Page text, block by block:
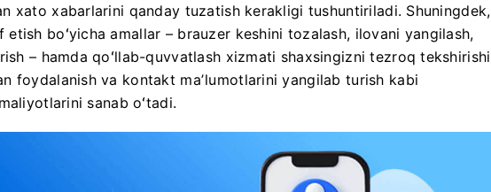
xato xabarlarini qanday tuzatish kerakligi tushuntiriladi. Shuningdek,
boʻyicha amallar – brauzer keshini tozalash, ilovani yangilash,
– hamda qoʻllab-quvvatlash xizmati shaxsingizni tezroq tekshirishi
foydalanish va kontakt maʼlumotlarini yangilab turish kabi
sanab oʻtadi.